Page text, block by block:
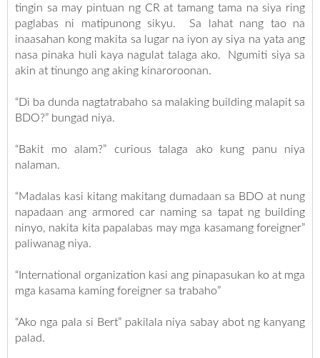
tingin sa may pintuan ng CR at tamang tama na siya ring
paglabas ni matipunong sikyu. Sa lahat nang tao na
inaasahan kong makita sa lugar na iyon ay siya na yata ang
nasa pinaka huli kaya nagulat talaga ako. Ngumiti siya sa
akin at tinungo ang aking kinaroroonan.
“Di ba dunda nagtatrabaho sa malaking building malapit sa
BDO?” bungad niya.
“Bakit mo alam?” curious talaga ako kung panu niya
nalaman.
“Madalas kasi kitang makitang dumadaan sa BDO at nung
napadaan ang armored car naming sa tapat ng building
ninyo, nakita kita papalabas may mga kasamang foreigner”
paliwanag niya.
“International organization kasi ang pinapasukan ko at mga
mga kasama kaming foreigner sa trabaho”
“Ako nga pala si Bert” pakilala niya sabay abot ng kanyang
palad.